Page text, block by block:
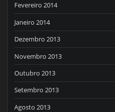
Fevereiro 2014
Janeiro 2014
Dezembro 2013
Novembro 2013
Outubro 2013
Setembro 2013
Agosto 2013